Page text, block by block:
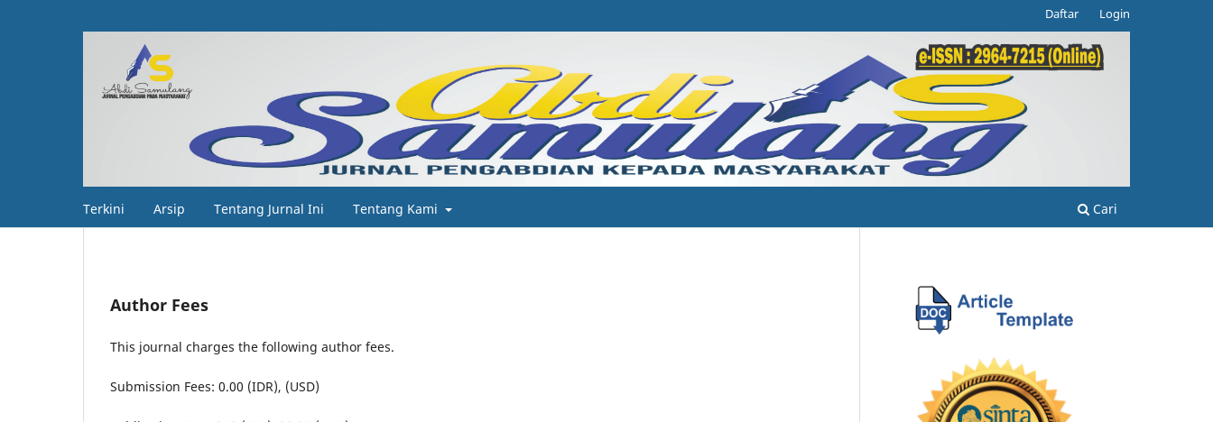
Terkini Arsip Tentang Jurnal Ini Tentang Kami Cari
Daftar Login
Author Fees
This journal charges the following author fees.
Submission Fees: 0.00 (IDR), (USD)